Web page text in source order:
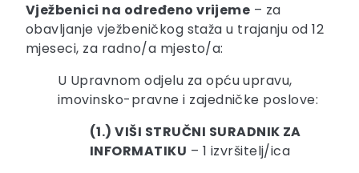
Vježbenici na određeno vrijeme – za
obavljanje vježbeničkog staža u trajanju od 12
mjeseci, za radno/a mjesto/a:
U Upravnom odjelu za opću upravu,
imovinsko-pravne i zajedničke poslove:
(1.) VIŠI STRUČNI SURADNIK ZA
INFORMATIKU – 1 izvršitelj/ica